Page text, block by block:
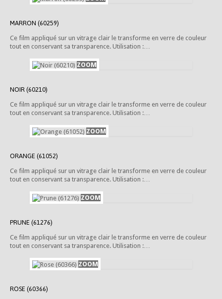
MARRON (60259)
Ce film appliqué sur un vitrage clair le transforme en verre de couleur
tout en conservant sa transparence. Utilisation :…
NOIR (60210)
Ce film appliqué sur un vitrage clair le transforme en verre de couleur
tout en conservant sa transparence. Utilisation :…
ORANGE (61052)
Ce film appliqué sur un vitrage clair le transforme en verre de couleur
tout en conservant sa transparence. Utilisation :…
PRUNE (61276)
Ce film appliqué sur un vitrage clair le transforme en verre de couleur
tout en conservant sa transparence. Utilisation :…
ROSE (60366)